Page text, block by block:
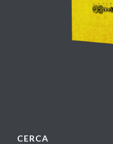
CERCA